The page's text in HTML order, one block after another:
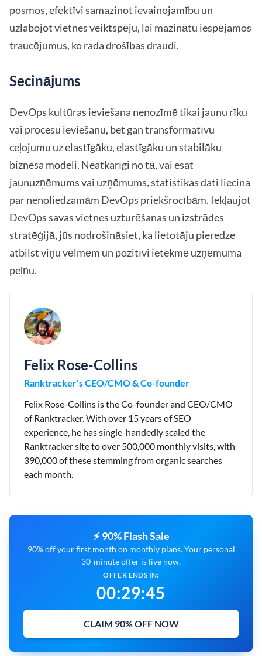
posmos, efektīvi samazinot ievainojamību un
uzlabojot vietnes veiktspēju, lai mazinātu iespējamos
traucējumus, ko rada drošības draudi.
Secinājums
DevOps kultūras ieviešana nenozīmē tikai jaunu rīku
vai procesu ieviešanu, bet gan transformatīvu
ceļojumu uz elastīgāku, elastīgāku un stabilāku
biznesa modeli. Neatkarīgi no tā, vai esat
jaunuzņēmums vai uzņēmums, statistikas dati liecina
par nenoliedzamām DevOps priekšrocībām. Iekļaujot
DevOps savas vietnes uzturēšanas un izstrādes
stratēģijā, jūs nodrošināsiet, ka lietotāju pieredze
atbilst viņu vēlmēm un pozitīvi ietekmē uzņēmuma
peļņu.
Felix Rose-Collins
Ranktracker's CEO/CMO & Co-founder
Felix Rose-Collins is the Co-founder and CEO/CMO
of Ranktracker. With over 15 years of SEO
experience, he has single-handedly scaled the
Ranktracker site to over 500,000 monthly visits, with
390,000 of these stemming from organic searches
each month.
⚡ 90% Flash Sale
90% off your first month on monthly plans. Your personal
30-minute offer is live now.
OFFER ENDS IN:
00:29:44
CLAIM 90% OFF NOW